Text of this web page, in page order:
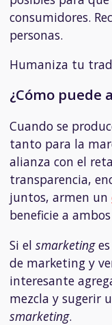
consumidores.
personas.
Humaniza tu
¿Cómo puede
Cuando se
tanto para la
alianza con el
transparencia,
juntos, armen un
beneficie a
Si el smarketinges
de marketing y
interesante
mezcla y sugerir
smarketing.